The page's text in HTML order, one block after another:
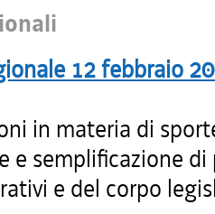
12 febbraio
in materia di
e semplificazione
e del corpo